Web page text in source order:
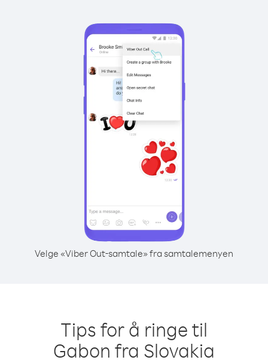
Velge «Viber Out-samtale» fra samtalemenyen
Tips for å ringe til
Gabon fra Slovakia